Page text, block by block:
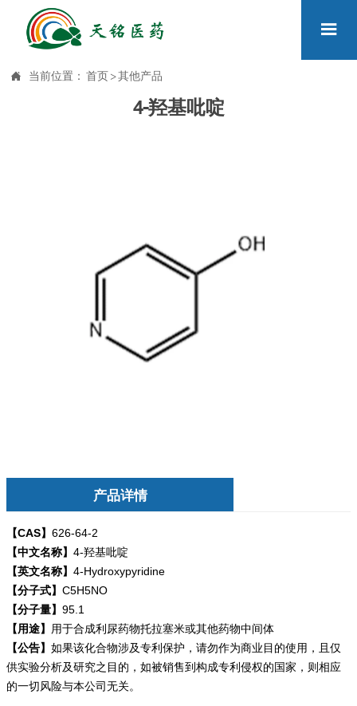

 当前位置： 首页 >其他产品
4-羟基吡啶
产品详情
【CAS】 626-64-2
【中文名称】 4-羟基吡啶
【英文名称】 4-Hydroxypyridine
【分子式】 C5H5NO
【分子量】 95.1
【用途】
用于合成利尿药物托拉塞米或其他药物中间体
【公告】 如果该化合物涉及专利保护，请勿作为商业目的使用，且仅
供实验分析及研究之目的，如被销售到构成专利侵权的国家，则相应
的一切风险与本公司无关。